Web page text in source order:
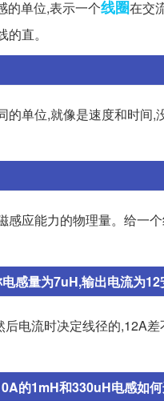
的单位,表示一个线圈在交
直。
的单位,就像是速度和时间
感应能力的物理量。给一
感量为7uH,输出电流为12
电流时决定线径的,12A
的1mH和330uH电感如